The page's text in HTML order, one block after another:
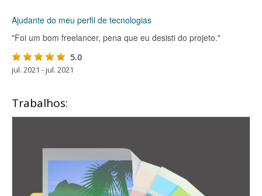
Ajudante do meu perfil de tecnologias
"Foi um bom freelancer, pena que eu desisti do projeto."
5.0
jul. 2021 - jul. 2021
Trabalhos: